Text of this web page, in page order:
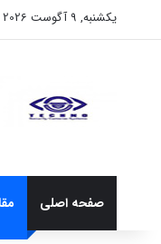
یکشنبه, 9 آگوست 2026
صفحه اصلی